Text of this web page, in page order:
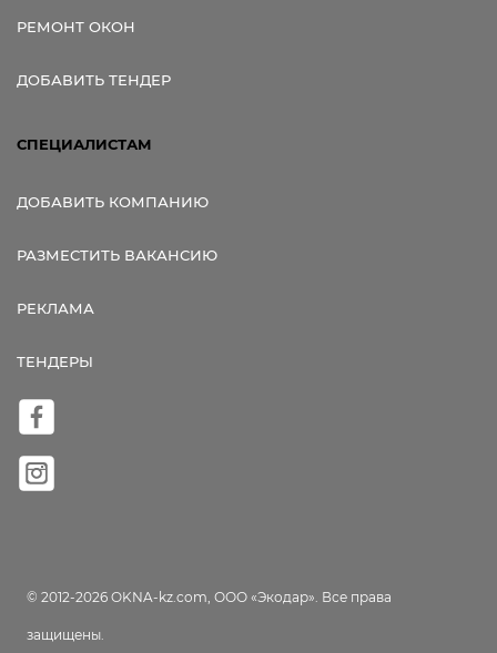
РЕМОНТ ОКОН
ДОБАВИТЬ ТЕНДЕР
СПЕЦИАЛИСТАМ
ДОБАВИТЬ КОМПАНИЮ
РАЗМЕСТИТЬ ВАКАНСИЮ
РЕКЛАМА
ТЕНДЕРЫ
© 2012-2026 OKNA-kz.com, ООО «Экодар». Все права
защищены.